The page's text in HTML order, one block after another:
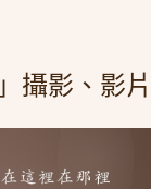
攝影、影